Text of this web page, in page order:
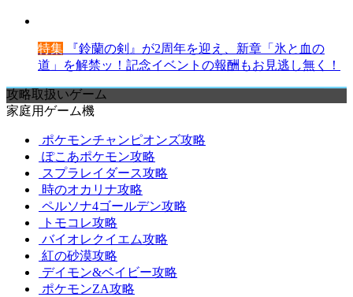
特集 『鈴蘭の剣』が2周年を迎え、新章「氷と血の
道」を解禁ッ！記念イベントの報酬もお見逃し無く！
攻略取扱いゲーム
家庭用ゲーム機
ポケモンチャンピオンズ攻略
ぽこあポケモン攻略
スプラレイダース攻略
時のオカリナ攻略
ペルソナ4ゴールデン攻略
トモコレ攻略
バイオレクイエム攻略
紅の砂漠攻略
デイモン&ベイビー攻略
ポケモンZA攻略